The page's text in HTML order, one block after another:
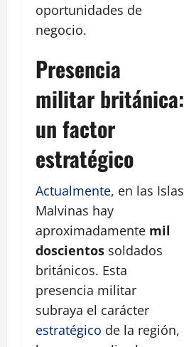
oportunidades de
negocio.
Presencia
militar británica:
un factor
estratégico
Actualmente, en las Islas
Malvinas hay
aproximadamente mil
doscientos soldados
británicos. Esta
presencia militar
subraya el carácter
estratégico de la región,